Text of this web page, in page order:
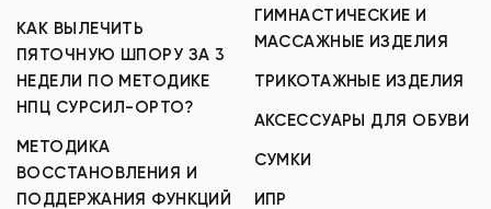
КАК ВЫЛЕЧИТЬ
ПЯТОЧНУЮ ШПОРУ ЗА 3
НЕДЕЛИ ПО МЕТОДИКЕ
НПЦ СУРСИЛ-ОРТО?
МЕТОДИКА
ВОССТАНОВЛЕНИЯ И
ПОДДЕРЖАНИЯ ФУНКЦИЙ
ГИМНАСТИЧЕСКИЕ И
МАССАЖНЫЕ ИЗДЕЛИЯ
ТРИКОТАЖНЫЕ ИЗДЕЛИЯ
АКСЕССУАРЫ ДЛЯ ОБУВИ
СУМКИ
ИПР